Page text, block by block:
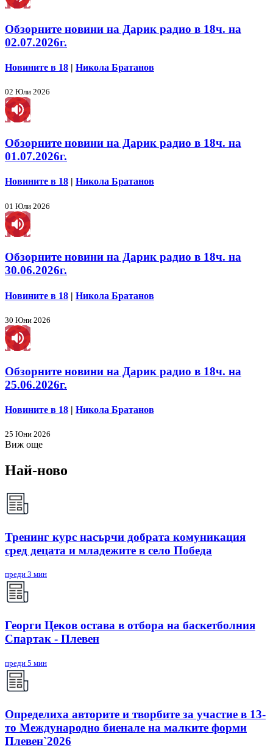
Обзорните новини на Дарик радио в 18ч. на
02.07.2026г.
Новините в 18 | Никола Братанов
02 Юли 2026
Обзорните новини на Дарик радио в 18ч. на
01.07.2026г.
Новините в 18 | Никола Братанов
01 Юли 2026
Обзорните новини на Дарик радио в 18ч. на
30.06.2026г.
Новините в 18 | Никола Братанов
30 Юни 2026
Обзорните новини на Дарик радио в 18ч. на
25.06.2026г.
Новините в 18 | Никола Братанов
25 Юни 2026
Виж още
Най-ново
Тренинг курс насърчи добрата комуникация
сред децата и младежите в село Победа
преди 3 мин
Георги Цеков остава в отбора на баскетболния
Спартак - Плевен
преди 5 мин
Определиха авторите и творбите за участие в 13-
то Международно биенале на малките форми
Плевен`2026